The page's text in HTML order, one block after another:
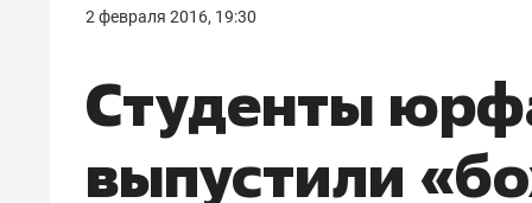
2 февраля 2016, 19:30
Студенты
выпустили